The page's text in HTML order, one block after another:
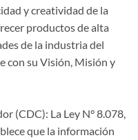
y creatividad de la
productos de alta
de la industria del
con su Visión, Misión y
(CDC): La Ley N° 8.078,
que la información